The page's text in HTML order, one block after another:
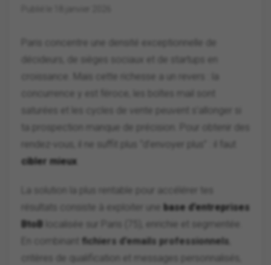
Paris concentre une densité exceptionnelle de
décideurs, de sièges sociaux et de startups en
croissance. Mais cette richesse a un revers : la
ta prospection manque de précision. Pour obtenir des
cibler mieux
base d’entreprises
BtoB localisée sur Paris (75), enrichie et segmentée.
En combinant
fichiers d’emails professionnels